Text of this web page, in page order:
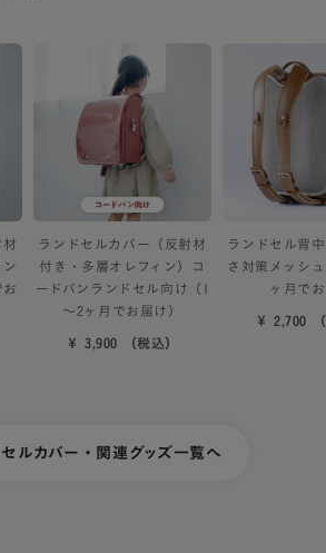
お
ランドセルカバー（反射材
付き・多層オレフィン）コ
ードバンランドセル向け（1
～2ヶ月でお届け）
￥ 3,900 （税込）
ランドセル背
さ対策メッシ
ヶ月で
￥ 2,700
セルカバー・関連グッズ一覧へ